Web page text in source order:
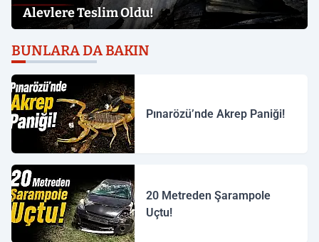
Alevlere Teslim Oldu!
BUNLARA DA BAKIN
Pınarözü’nde Akrep Paniği!
20 Metreden Şarampole
Uçtu!